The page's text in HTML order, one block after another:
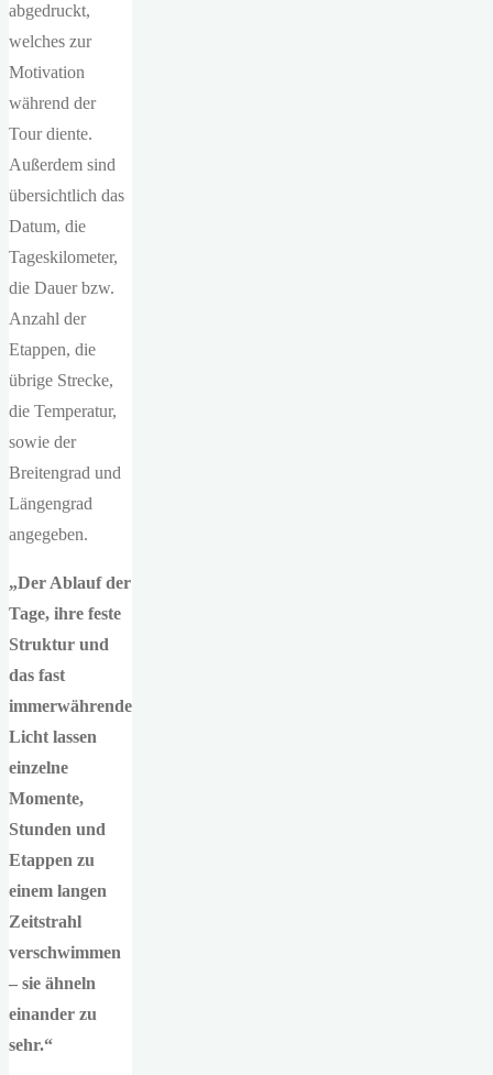
abgedruckt,
welches zur
Motivation
während der
Tour diente.
Außerdem sind
übersichtlich das
Datum, die
Tageskilometer,
die Dauer bzw.
Anzahl der
Etappen, die
übrige Strecke,
die Temperatur,
sowie der
Breitengrad und
Längengrad
angegeben.
„Der Ablauf der
Tage, ihre feste
Struktur und
das fast
immerwährende
Licht lassen
einzelne
Momente,
Stunden und
Etappen zu
einem langen
Zeitstrahl
verschwimmen
– sie ähneln
einander zu
sehr.“